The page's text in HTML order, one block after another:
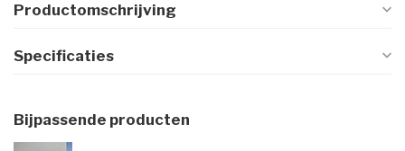
Productomschrijving
Specificaties
Bijpassende producten